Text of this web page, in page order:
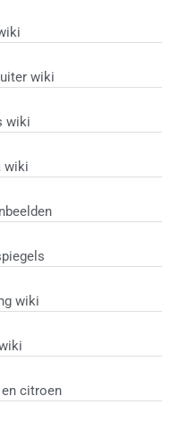
wiki
wiki
wiki
wiki
citroen